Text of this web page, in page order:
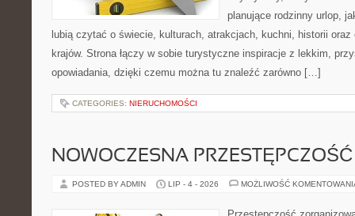
planujące rodzinny urlop,
lubią czytać o świecie, kulturach, atrakcjach, kuchni, historii
krajów. Strona łączy w sobie turystyczne inspiracje z lekkim,
opowiadania, dzięki czemu można tu znaleźć zarówno […]
CATEGORIES: NIERUCHOMOŚCI
NOWOCZESNA PRZESTĘPCZOŚĆ
POSTED BY ADMIN LIP - 4 - 2026 MOŻLIWOŚĆ